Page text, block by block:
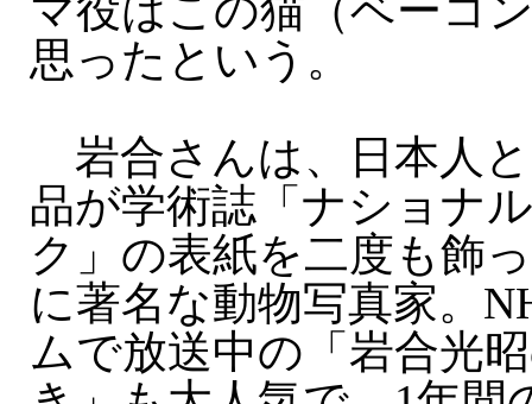
マ役はこの猫（ベーコ
思ったという。
岩合さんは、日本人
品が学術誌「ナショナ
ク」の表紙を二度も飾
に著名な動物写真家。
ムで放送中の「岩合光